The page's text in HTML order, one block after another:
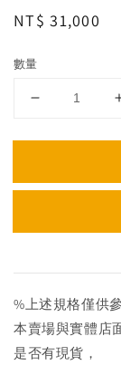
Regular
NT$ 31,000
數量
%上述規格僅供
本賣場與實體店
是否有現貨，